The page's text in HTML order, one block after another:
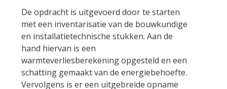
De opdracht is uitgevoerd door te starten
met een inventarisatie van de bouwkundige
en installatietechnische stukken. Aan de
hand hiervan is een
warmteverliesberekening opgesteld en een
schatting gemaakt van de energiebehoefte.
Vervolgens is er een uitgebreide opname